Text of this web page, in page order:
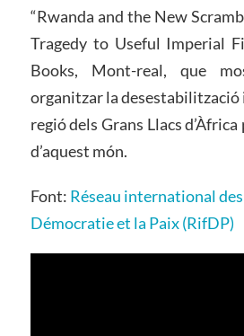
“Rwanda and the New
Tragedy to Useful Imperial
Books, Mont-real, que
organitzar la desestabilització
regió dels Grans Llacs
d’aquest món.
Font: Réseau international
Démocratie et la Paix (RifDP)